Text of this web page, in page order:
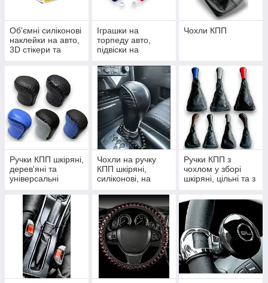
Об'ємні силіконові
наклейки на авто,
3D стікери та
Іграшки на
торпеду авто,
підвіски на
сувеніри
Чохли КПП
Ручки КПП шкіряні,
дерев'яні та
універсальні
Чохли на ручку
КПП шкіряні,
силіконові, на
Ручки КПП з
чохлом у зборі
шкіряні, цільні та з